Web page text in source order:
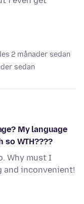
2 månader sedan
sedan
My language
WTH????
Why must I
and inconvenient!